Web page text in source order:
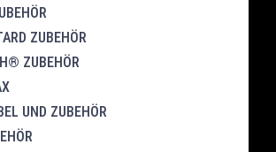
ZUBEHÖR
ZUBEHÖR
UND ZUBEHÖR